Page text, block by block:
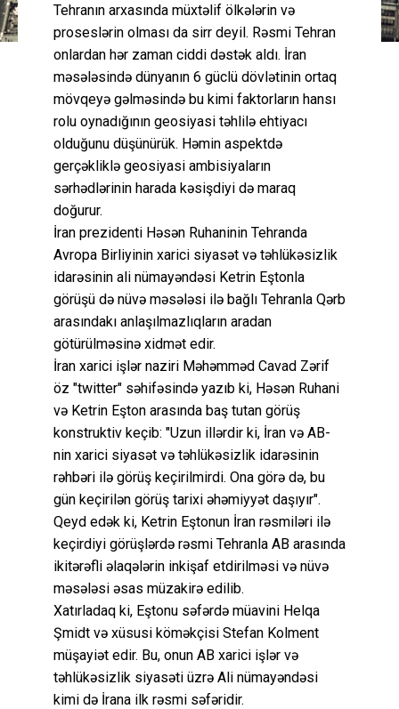
Tehranın arxasında müxtəlif ölkələrin və
proseslərin olması da sirr deyil. Rəsmi Tehran
onlardan hər zaman ciddi dəstək aldı. İran
məsələsində dünyanın 6 güclü dövlətinin ortaq
mövqeyə gəlməsində bu kimi faktorların hansı
rolu oynadığının geosiyasi təhlilə ehtiyacı
olduğunu düşünürük. Həmin aspektdə
gerçəkliklə geosiyasi ambisiyaların
sərhədlərinin harada kəsişdiyi də maraq
doğurur.
İran prezidenti Həsən Ruhaninin Tehranda
Avropa Birliyinin xarici siyasət və təhlükəsizlik
idarəsinin ali nümayəndəsi Ketrin Eştonla
görüşü də nüvə məsələsi ilə bağlı Tehranla Qərb
arasındakı anlaşılmazlıqların aradan
götürülməsinə xidmət edir.
İran xarici işlər naziri Məhəmməd Cavad Zərif
öz "twitter" səhifəsində yazıb ki, Həsən Ruhani
və Ketrin Eşton arasında baş tutan görüş
konstruktiv keçib: "Uzun illərdir ki, İran və AB-
nin xarici siyasət və təhlükəsizlik idarəsinin
rəhbəri ilə görüş keçirilmirdi. Ona görə də, bu
gün keçirilən görüş tarixi əhəmiyyət daşıyır".
Qeyd edək ki, Ketrin Eştonun İran rəsmiləri ilə
keçirdiyi görüşlərdə rəsmi Tehranla AB arasında
ikitərəfli əlaqələrin inkişaf etdirilməsi və nüvə
məsələsi əsas müzakirə edilib.
Xatırladaq ki, Eştonu səfərdə müavini Helqa
Şmidt və xüsusi köməkçisi Stefan Kolment
müşayiət edir. Bu, onun AB xarici işlər və
təhlükəsizlik siyasəti üzrə Ali nümayəndəsi
kimi də İrana ilk rəsmi səfəridir.